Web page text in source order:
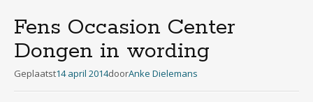
inhoud
Fens Occasion Center
Dongen in wording
Geplaatst14 april 2014doorAnke Dielemans